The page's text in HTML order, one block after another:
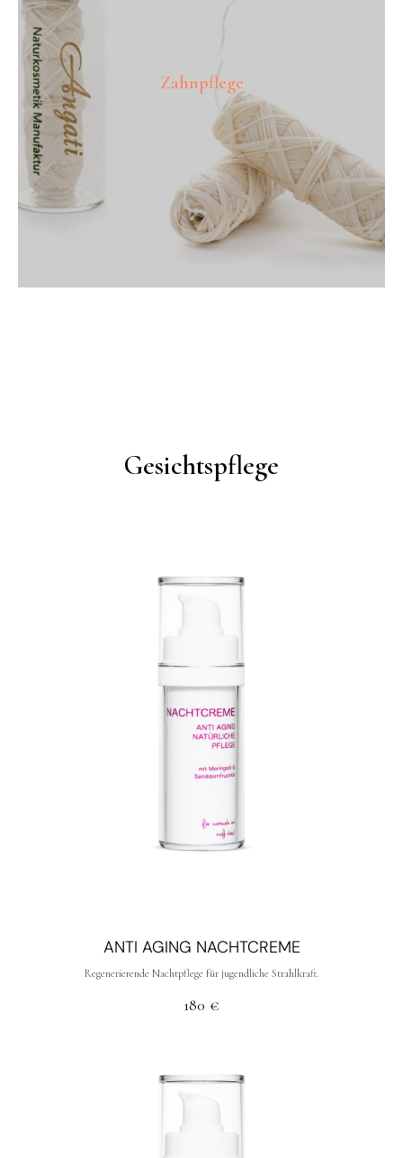
Zahnpflege
Gesichtspflege
ANTI AGING NACHTCREME
Regenerierende Nachtpflege für jugendliche Strahlkraft.
180 €